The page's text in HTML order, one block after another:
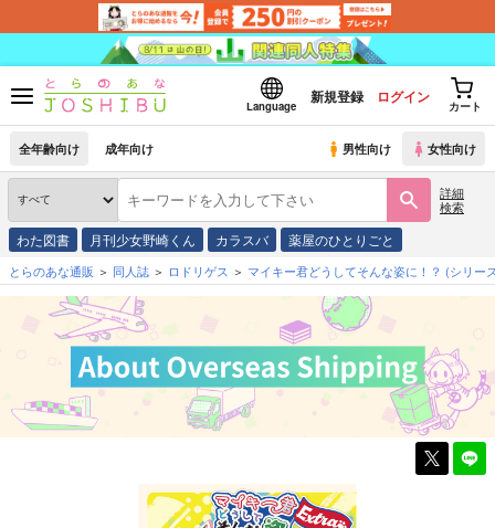
Language
新規登録 ログイン
カート
全年齢向け 成年向け 男性向け 女性向け
詳細
検索
わた図書 月刊少女野崎くん カラスバ 薬屋のひとりごと
とらのあな通販 同人誌 ロドリゲス マイキー君どうしてそんな姿に！？ (シリー